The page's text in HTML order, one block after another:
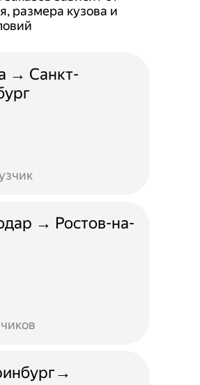
размера кузова и
→ Санкт-
→ Ростов-на-